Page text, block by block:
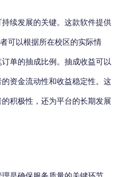
续发展的关键。这款软件提供
可以根据所在校区的实际情
单的抽成比例。抽成收益可以
资金流动性和收益稳定性。这
积极性，还为平台的长期发展